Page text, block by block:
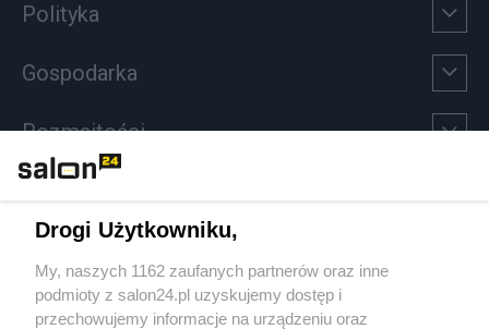
Polityka
Gospodarka
Rozmaitości
Sport
Społeczeństwo
Drogi Użytkowniku,
My, naszych 1162 zaufanych partnerów oraz inne
podmioty z salon24.pl uzyskujemy dostęp i
przechowujemy informacje na urządzeniu oraz